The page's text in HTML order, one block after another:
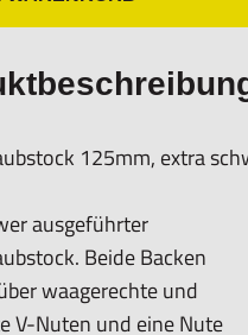
125mm, extra
ausgeführter
Beide Backen
waagerechte und
V-Nuten und eine Nute